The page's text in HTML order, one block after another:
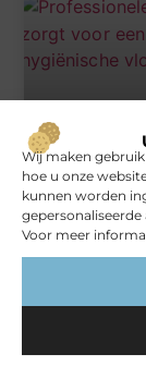
Wij maken
hoe u onze
kunnen worden
Voor meer
Het gemak